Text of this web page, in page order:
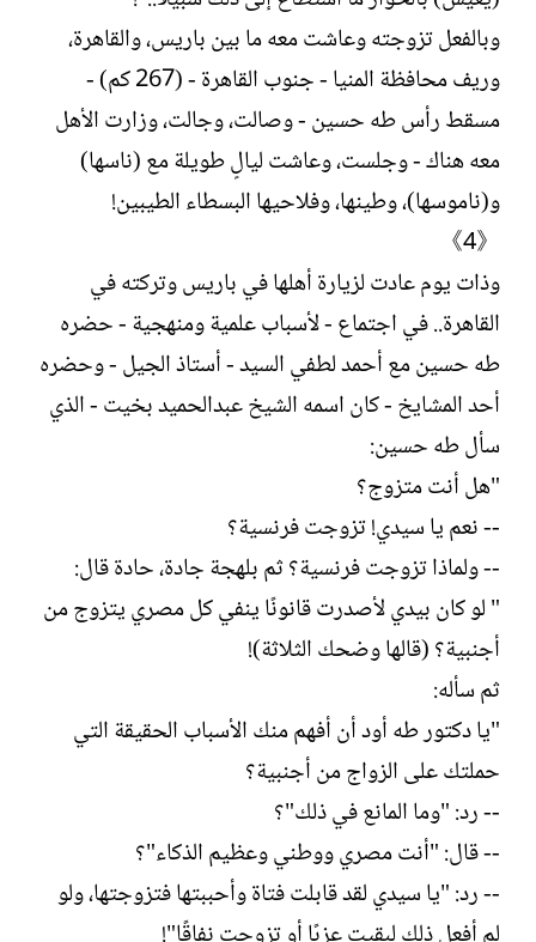
وبالفعل تزوجته وعاشت معه ما بين باريس، والقاهرة،
وريف محافظة المنيا - جنوب القاهرة - (267 كم) -
مسقط رأس طه حسين - وصالت، وجالت، وزارت الأهل
معه هناك - وجلست، وعاشت ليالٍ طويلة مع (ناسها)
و(ناموسها)، وطينها، وفلاحيها البسطاء الطيبين!
《4》
وذات يوم عادت لزيارة أهلها في باريس وتركته في
القاهرة.. في اجتماع - لأسباب علمية ومنهجية - حضره
طه حسين مع أحمد لطفي السيد - أستاذ الجيل - وحضره
أحد المشايخ - كان اسمه الشيخ عبدالحميد بخيت - الذي
سأل طه حسين:
"هل أنت متزوج؟
-- نعم يا سيدي! تزوجت فرنسية؟
-- ولماذا تزوجت فرنسية؟ ثم بلهجة جادة، حادة قال:
" لو كان بيدي لأصدرت قانونًا ينفي كل مصري يتزوج من
أجنبية؟ (قالها وضحك الثلاثة)!
ثم سأله:
"يا دكتور طه أود أن أفهم منك الأسباب الحقيقة التي
حملتك على الزواج من أجنبية؟
-- رد: "وما المانع في ذلك"؟
-- قال: "أنت مصري ووطني وعظيم الذكاء"؟
-- رد: "يا سيدي لقد قابلت فتاة وأحببتها فتزوجتها، ولو